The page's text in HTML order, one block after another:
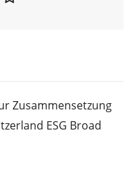
Zusammensetzung
ESG Broad